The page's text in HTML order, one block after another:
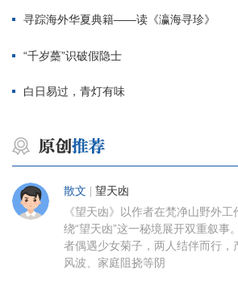
寻踪海外华夏典籍——读《瀛海寻珍》
“千岁蘽”识破假隐士
白日易过，青灯有味
散文 | 望天凼
《望天凼》以作者在梵净山野外
绕“望天凼”这一秘境展开双重叙事
者偶遇少女菊子，两人结伴而行，
风波、家庭阻挠等阴